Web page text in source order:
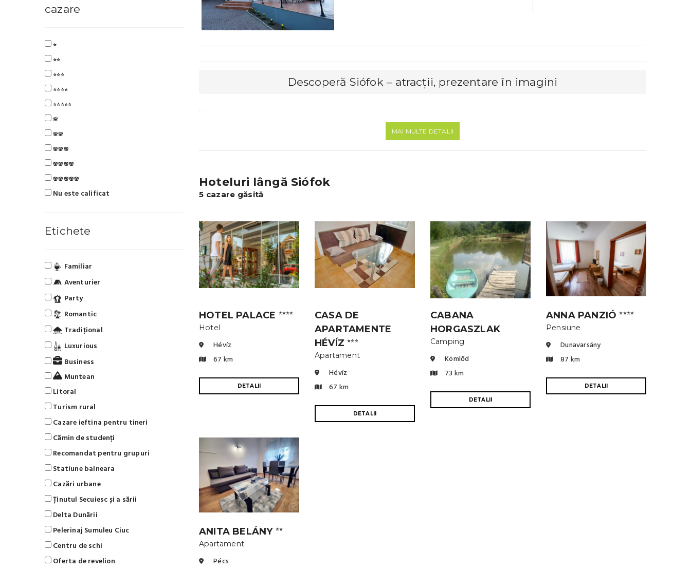
cazare
⭐
⭐⭐
⭐⭐⭐
⭐⭐⭐⭐
⭐⭐⭐⭐⭐
🌸
🌸🌸
🌸🌸🌸
🌸🌸🌸🌸
🌸🌸🌸🌸🌸
Nu este calificat
Etichete
Familiar
Aventurier
Party
Romantic
Tradiţional
Luxurious
Business
Muntean
Litoral
Turism rural
Cazare ieftina pentru tineri
Cămin de studenți
Recomandat pentru grupuri
Statiune balneara
Cazări urbane
Ținutul Secuiesc și a sării
Delta Dunării
Pelerinaj Sumuleu Ciuc
Centru de schi
Oferta de revelion
Descoperă Siófok – atracții, prezentare în imagini
…
MAI MULTE DETALII
Hoteluri lângă Siófok
5 cazare găsită
HOTEL PALACE ⭐⭐⭐⭐
Hotel
Hévíz
67 km
DETALII
CASA DE
APARTAMENTE
HÉVÍZ⭐⭐⭐
Apartament
Hévíz
67 km
DETALII
CABANA
HORGASZLAK
Camping
Kömlőd
73 km
DETALII
ANNA PANZIÓ⭐⭐⭐⭐
Pensiune
Dunavarsány
87 km
DETALII
ANITA BELÁNY ⭐⭐
Apartament
Pécs